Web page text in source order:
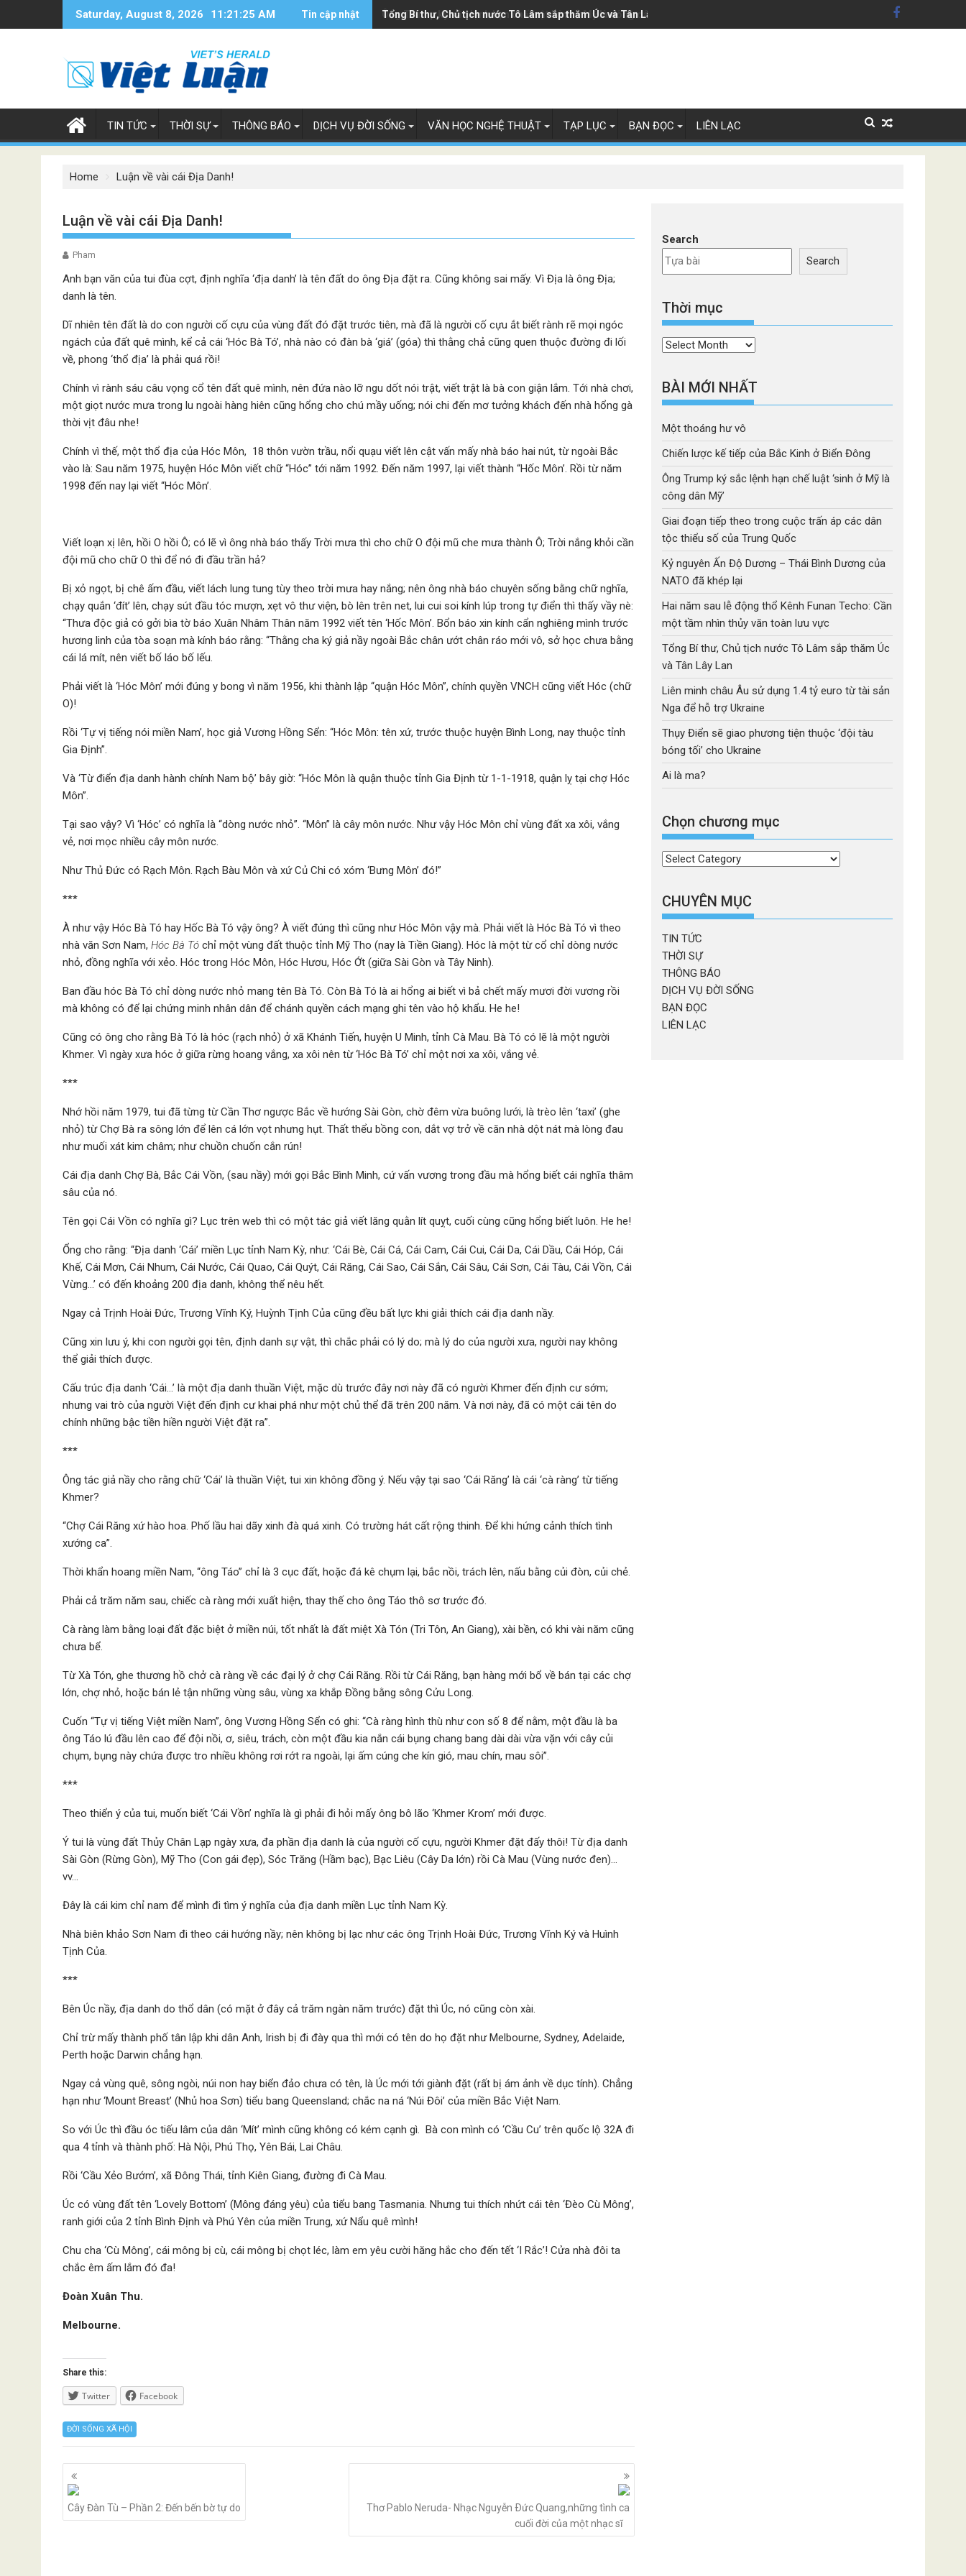
Saturday, August 8, 2026 11:21:26 AM Tin cập nhật Ông Trump ký sắc lệnh hạn chế luật 'sinh ở Mỹ là công dân Mỹ'
Tổng Bí thư, Chủ tịch nước Tô Lâm sắp thăm Úc và Tân Lây Lan
TIN TỨC THỜI SỰ THÔNG BÁO DỊCH VỤ ĐỜI SỐNG VĂN HỌC NGHỆ THUẬT TẠP LỤC BẠN ĐỌC LIÊN LẠC
Home Luận về vài cái Địa Danh!
Luận về vài cái Địa Danh!
Pham
Anh bạn văn của tui đùa cợt, định nghĩa ‘địa danh’ là tên đất do ông Địa đặt ra. Cũng không sai mấy. Vì Địa là ông Địa;
danh là tên.
Dĩ nhiên tên đất là do con người cố cựu của vùng đất đó đặt trước tiên, mà đã là người cố cựu ắt biết rành rẽ mọi ngóc
ngách của đất quê mình, kể cả cái ‘Hóc Bà Tó’, nhà nào có đàn bà ‘giá’ (góa) thì thằng chả cũng quen thuộc đường đi lối
về, phong ‘thổ địa’ là phải quá rồi!
Chính vì rành sáu câu vọng cổ tên đất quê mình, nên đứa nào lỡ ngu dốt nói trật, viết trật là bà con giận lắm. Tới nhà chơi,
một giọt nước mưa trong lu ngoài hàng hiên cũng hổng cho chú mầy uống; nói chi đến mơ tưởng khách đến nhà hổng gà
thời vịt đâu nhe!
Chính vì thế, một thổ địa của Hóc Môn, 18 thôn vườn trầu, nổi quạu viết lên cật vấn mấy nhà báo hai nút, từ ngoài Bắc
vào là: Sau năm 1975, huyện Hóc Môn viết chữ “Hóc” tới năm 1992. Đến năm 1997, lại viết thành “Hốc Môn’. Rồi từ năm
1998 đến nay lại viết “Hóc Môn’.
Viết loạn xị lên, hồi O hồi Ô; có lẽ vì ông nhà báo thấy Trời mưa thì cho chữ O đội mũ che mưa thành Ô; Trời nắng khỏi cần
đội mũ cho chữ O thì để nó đi đầu trần hả?
Bị xỏ ngọt, bị chê ấm đầu, viết lách lung tung tùy theo trời mưa hay nắng; nên ông nhà báo chuyên sống bằng chữ nghĩa,
chạy quắn ‘đít’ lên, chạy sút đầu tóc mượn, xẹt vô thư viện, bò lên trên net, lui cui soi kính lúp trong tự điển thì thấy vầy nè:
“Thưa độc giả có gởi bìa tờ báo Xuân Nhâm Thân năm 1992 viết tên ‘Hốc Môn’. Bổn báo xin kính cẩn nghiêng mình trước
hương linh của tòa soạn mà kính báo rằng: “Thằng cha ký giả nầy ngoài Bắc chân ướt chân ráo mới vô, sở học chưa bằng
cái lá mít, nên viết bố láo bố lếu.
Phải viết là ‘Hóc Môn’ mới đúng y bong vì năm 1956, khi thành lập “quận Hóc Môn”, chính quyền VNCH cũng viết Hóc (chữ
O)!
Rồi ‘Tự vị tiếng nói miền Nam’, học giả Vương Hồng Sển: “Hóc Môn: tên xứ, trước thuộc huyện Bình Long, nay thuộc tỉnh
Gia Định”.
Và ‘Từ điển địa danh hành chính Nam bộ’ bây giờ: “Hóc Môn là quận thuộc tỉnh Gia Định từ 1-1-1918, quận lỵ tại chợ Hóc
Môn”.
Tại sao vậy? Vì ‘Hóc’ có nghĩa là “dòng nước nhỏ”. “Môn” là cây môn nước. Như vậy Hóc Môn chỉ vùng đất xa xôi, vắng
vẻ, nơi mọc nhiều cây môn nước.
Như Thủ Đức có Rạch Môn. Rạch Bàu Môn và xứ Củ Chi có xóm ‘Bưng Môn’ đó!”
***
À như vậy Hóc Bà Tó hay Hốc Bà Tó vậy ông? À viết đúng thì cũng như Hóc Môn vậy mà. Phải viết là Hóc Bà Tó vì theo
nhà văn Sơn Nam, Hóc Bà Tó chỉ một vùng đất thuộc tỉnh Mỹ Tho (nay là Tiền Giang). Hóc là một từ cổ chỉ dòng nước
nhỏ, đồng nghĩa với xẻo. Hóc trong Hóc Môn, Hóc Hươu, Hóc Ớt (giữa Sài Gòn và Tây Ninh).
Ban đầu hóc Bà Tó chỉ dòng nước nhỏ mang tên Bà Tó. Còn Bà Tó là ai hổng ai biết vì bả chết mấy mươi đời vương rồi
mà không có để lại chứng minh nhân dân để chánh quyền cách mạng ghi tên vào hộ khẩu. He he!
Cũng có ông cho rằng Bà Tó là hóc (rạch nhỏ) ở xã Khánh Tiến, huyện U Minh, tỉnh Cà Mau. Bà Tó có lẽ là một người
Khmer. Vì ngày xưa hóc ở giữa rừng hoang vắng, xa xôi nên từ ‘Hóc Bà Tó’ chỉ một nơi xa xôi, vắng vẻ.
***
Nhớ hồi năm 1979, tui đã từng từ Cần Thơ ngược Bắc về hướng Sài Gòn, chờ đêm vừa buông lưới, là trèo lên ‘taxi’ (ghe
nhỏ) từ Chợ Bà ra sông lớn để lên cá lớn vọt nhưng hụt. Thất thểu bồng con, dắt vợ trở về căn nhà dột nát mà lòng đau
như muối xát kim châm; như chuồn chuốn cắn rún!
Cái địa danh Chợ Bà, Bắc Cái Vồn, (sau nầy) mới gọi Bắc Bình Minh, cứ vấn vương trong đầu mà hổng biết cái nghĩa thâm
sâu của nó.
Tên gọi Cái Vồn có nghĩa gì? Lục trên web thì có một tác giả viết lăng quằn lít quỵt, cuối cùng cũng hổng biết luôn. He he!
Ổng cho rằng: “Địa danh ‘Cái’ miền Lục tỉnh Nam Kỳ, như: ‘Cái Bè, Cái Cá, Cái Cam, Cái Cui, Cái Da, Cái Dầu, Cái Hóp, Cái
Khế, Cái Mơn, Cái Nhum, Cái Nước, Cái Quao, Cái Quýt, Cái Răng, Cái Sao, Cái Sắn, Cái Sâu, Cái Sơn, Cái Tàu, Cái Vồn, Cái
Vừng…’ có đến khoảng 200 địa danh, không thể nêu hết.
Ngay cả Trịnh Hoài Đức, Trương Vĩnh Ký, Huỳnh Tịnh Của cũng đều bất lực khi giải thích cái địa danh nầy.
Cũng xin lưu ý, khi con người gọi tên, định danh sự vật, thì chắc phải có lý do; mà lý do của người xưa, người nay không
thể giải thích được.
Cấu trúc địa danh ‘Cái…’ là một địa danh thuần Việt, mặc dù trước đây nơi này đã có người Khmer đến định cư sớm;
nhưng vai trò của người Việt đến định cư khai phá như một chủ thể đã trên 200 năm. Và nơi này, đã có một cái tên do
chính những bậc tiền hiền người Việt đặt ra”.
***
Ông tác giả nầy cho rằng chữ ‘Cái’ là thuần Việt, tui xin không đồng ý. Nếu vậy tại sao ‘Cái Răng’ là cái ‘cà ràng’ từ tiếng
Khmer?
“Chợ Cái Răng xứ hào hoa. Phố lầu hai dãy xinh đà quá xinh. Có trường hát cất rộng thinh. Để khi hứng cảnh thích tình
xướng ca”.
Thời khẩn hoang miền Nam, “ông Táo” chỉ là 3 cục đất, hoặc đá kê chụm lại, bắc nồi, trách lên, nấu bằng củi đòn, củi chẻ.
Phải cả trăm năm sau, chiếc cà ràng mới xuất hiện, thay thế cho ông Táo thô sơ trước đó.
Cà ràng làm bằng loại đất đặc biệt ở miền núi, tốt nhất là đất miệt Xà Tón (Tri Tôn, An Giang), xài bền, có khi vài năm cũng
chưa bể.
Từ Xà Tón, ghe thương hồ chở cà ràng về các đại lý ở chợ Cái Răng. Rồi từ Cái Răng, bạn hàng mới bổ về bán tại các chợ
lớn, chợ nhỏ, hoặc bán lẻ tận những vùng sâu, vùng xa khắp Đồng bằng sông Cửu Long.
Cuốn “Tự vị tiếng Việt miền Nam”, ông Vương Hồng Sển có ghi: “Cà ràng hình thù như con số 8 để nằm, một đầu là ba
ông Táo lú đầu lên cao để đội nồi, ơ, siêu, trách, còn một đầu kia nắn cái bụng chang bang dài dài vừa vặn với cây củi
chụm, bụng này chứa được tro nhiều không rơi rớt ra ngoài, lại ấm cúng che kín gió, mau chín, mau sôi”.
***
Theo thiển ý của tui, muốn biết ‘Cái Vồn’ nghĩa là gì phải đi hỏi mấy ông bô lão ‘Khmer Krom’ mới được.
Ý tui là vùng đất Thủy Chân Lạp ngày xưa, đa phần địa danh là của người cố cựu, người Khmer đặt đấy thôi! Từ địa danh
Sài Gòn (Rừng Gòn), Mỹ Tho (Con gái đẹp), Sóc Trăng (Hầm bạc), Bạc Liêu (Cây Da lớn) rồi Cà Mau (Vùng nước đen)…
vv…
Đây là cái kim chỉ nam để mình đi tìm ý nghĩa của địa danh miền Lục tỉnh Nam Kỳ.
Nhà biên khảo Sơn Nam đi theo cái hướng nầy; nên không bị lạc như các ông Trịnh Hoài Đức, Trương Vĩnh Ký và Huình
Tịnh Của.
***
Bên Úc nầy, địa danh do thổ dân (có mặt ở đây cả trăm ngàn năm trước) đặt thì Úc, nó cũng còn xài.
Chỉ trừ mấy thành phố tân lập khi dân Anh, Irish bị đi đày qua thì mới có tên do họ đặt như Melbourne, Sydney, Adelaide,
Perth hoặc Darwin chẳng hạn.
Ngay cả vùng quê, sông ngòi, núi non hay biển đảo chưa có tên, là Úc mới tới giành đặt (rất bị ám ảnh về dục tính). Chẳng
hạn như ‘Mount Breast’ (Nhủ hoa Sơn) tiểu bang Queensland; chắc na ná ‘Núi Đôi’ của miền Bắc Việt Nam.
So với Úc thì đầu óc tiếu lâm của dân ‘Mít’ mình cũng không có kém cạnh gì. Bà con mình có ‘Cầu Cu’ trên quốc lộ 32A đi
qua 4 tỉnh và thành phố: Hà Nội, Phú Thọ, Yên Bái, Lai Châu.
Rồi ‘Cầu Xẻo Bướm’, xã Đông Thái, tỉnh Kiên Giang, đường đi Cà Mau.
Úc có vùng đất tên ‘Lovely Bottom’ (Mông đáng yêu) của tiểu bang Tasmania. Nhưng tui thích nhứt cái tên ‘Đèo Cù Mông’,
ranh giới của 2 tỉnh Bình Định và Phú Yên của miền Trung, xứ Nẩu quê mình!
Chu cha ‘Cù Mông’, cái mông bị cù, cái mông bị chọt léc, làm em yêu cười hăng hắc cho đến tết ‘I Rắc’! Cửa nhà đôi ta
chắc êm ấm lắm đó đa!
Đoàn Xuân Thu.
Melbourne.
Share this:
Twitter Facebook
ĐỜI SỐNG XÃ HỘI
Posts
navigation
Cây Đàn Tù – Phần 2: Đến bến bờ tự do
Thơ Pablo Neruda- Nhạc Nguyễn Ðức Quang,những tình ca
cuối đời của một nhạc sĩ
Search
Search
Thời mục
Thời
BÀI MỚI NHẤT
Một thoáng hư vô
Chiến lược kế tiếp của Bắc Kinh ở Biển Đông
Ông Trump ký sắc lệnh hạn chế luật ‘sinh ở Mỹ là
công dân Mỹ’
Giai đoạn tiếp theo trong cuộc trấn áp các dân
tộc thiểu số của Trung Quốc
Kỷ nguyên Ấn Độ Dương – Thái Bình Dương của
NATO đã khép lại
Hai năm sau lễ động thổ Kênh Funan Techo: Cần
một tầm nhìn thủy văn toàn lưu vực
Tổng Bí thư, Chủ tịch nước Tô Lâm sắp thăm Úc
và Tân Lây Lan
Liên minh châu Âu sử dụng 1.4 tỷ euro từ tài sản
Nga để hỗ trợ Ukraine
Thụy Điển sẽ giao phương tiện thuộc ‘đội tàu
bóng tối’ cho Ukraine
Ai là ma?
Chọn chương mục
Chọn
mục
CHUYÊN MỤC
TIN TỨC
THỜI SỰ
THÔNG BÁO
DỊCH VỤ ĐỜI SỐNG
BẠN ĐỌC
LIÊN LẠC